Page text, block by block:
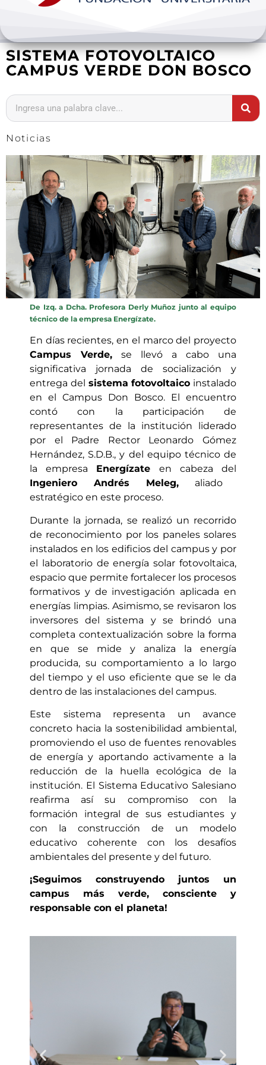
Internacionalización
Extension y desarrollo
SISTEMA FOTOVOLTAICO
CAMPUS VERDE DON BOSCO
Noticias
De Izq. a Dcha. Profesora Derly Muñoz junto al equipo
técnico de la empresa Energízate.
En días recientes, en el marco del proyecto
Campus Verde, se llevó a cabo una
significativa jornada de socialización y
entrega del sistema fotovoltaico instalado
en el Campus Don Bosco. El encuentro
contó con la participación de
representantes de la institución liderado
por el Padre Rector Leonardo Gómez
Hernández, S.D.B., y del equipo técnico de
la empresa Energízate en cabeza del
Ingeniero Andrés Meleg, aliado
estratégico en este proceso.
Durante la jornada, se realizó un recorrido
de reconocimiento por los paneles solares
instalados en los edificios del campus y por
el laboratorio de energía solar fotovoltaica,
espacio que permite fortalecer los procesos
formativos y de investigación aplicada en
energías limpias. Asimismo, se revisaron los
inversores del sistema y se brindó una
completa contextualización sobre la forma
en que se mide y analiza la energía
producida, su comportamiento a lo largo
del tiempo y el uso eficiente que se le da
dentro de las instalaciones del campus.
Este sistema representa un avance
concreto hacia la sostenibilidad ambiental,
promoviendo el uso de fuentes renovables
de energía y aportando activamente a la
reducción de la huella ecológica de la
institución. El Sistema Educativo Salesiano
reafirma así su compromiso con la
formación integral de sus estudiantes y
con la construcción de un modelo
educativo coherente con los desafíos
ambientales del presente y del futuro.
¡Seguimos construyendo juntos un
campus más verde, consciente y
responsable con el planeta!